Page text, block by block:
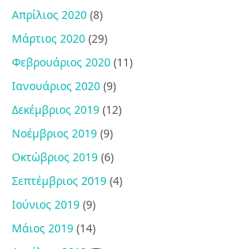
Απρίλιος 2020 (8)
Μάρτιος 2020 (29)
Φεβρουάριος 2020 (11)
Ιανουάριος 2020 (9)
Δεκέμβριος 2019 (12)
Νοέμβριος 2019 (9)
Οκτώβριος 2019 (6)
Σεπτέμβριος 2019 (4)
Ιούνιος 2019 (9)
Μάιος 2019 (14)